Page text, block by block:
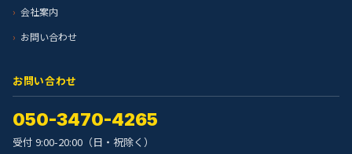
会社案内
お問い合わせ
お問い合わせ
050-3470-4265
受付 9:00-20:00（日・祝除く）